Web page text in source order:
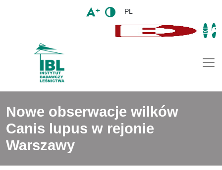
PL
Nowe obserwacje wilków
Canis lupus w rejonie
Warszawy